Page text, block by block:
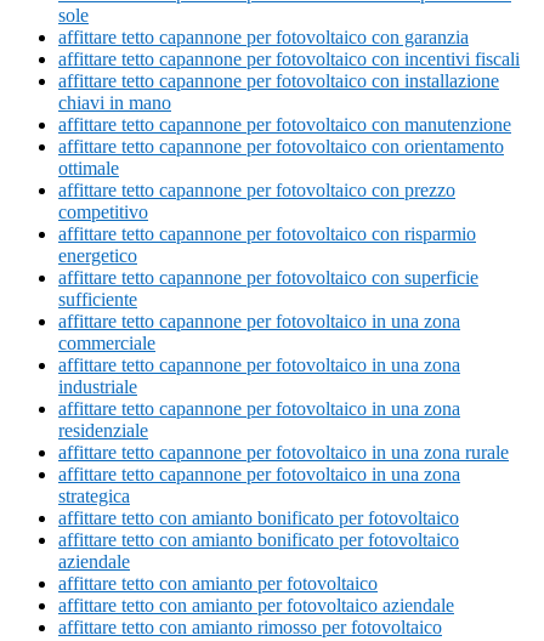
sole
affittare tetto capannone per fotovoltaico con garanzia
affittare tetto capannone per fotovoltaico con incentivi fiscali
affittare tetto capannone per fotovoltaico con installazione
chiavi in mano
affittare tetto capannone per fotovoltaico con manutenzione
affittare tetto capannone per fotovoltaico con orientamento
ottimale
affittare tetto capannone per fotovoltaico con prezzo
competitivo
affittare tetto capannone per fotovoltaico con risparmio
energetico
affittare tetto capannone per fotovoltaico con superficie
sufficiente
affittare tetto capannone per fotovoltaico in una zona
commerciale
affittare tetto capannone per fotovoltaico in una zona
industriale
affittare tetto capannone per fotovoltaico in una zona
residenziale
affittare tetto capannone per fotovoltaico in una zona rurale
affittare tetto capannone per fotovoltaico in una zona
strategica
affittare tetto con amianto bonificato per fotovoltaico
affittare tetto con amianto bonificato per fotovoltaico
aziendale
affittare tetto con amianto per fotovoltaico
affittare tetto con amianto per fotovoltaico aziendale
affittare tetto con amianto rimosso per fotovoltaico